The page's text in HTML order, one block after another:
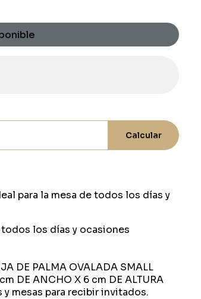
Calcular
para la mesa de todos los días y
los días y ocasiones
DE PALMA OVALADA SMALL
DE ANCHO X 6 cm DE ALTURA
mesas para recibir invitados.